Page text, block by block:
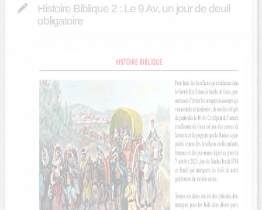
Histoire Biblique 2 : Le 9 Av, un jour de deuil
obligatoire